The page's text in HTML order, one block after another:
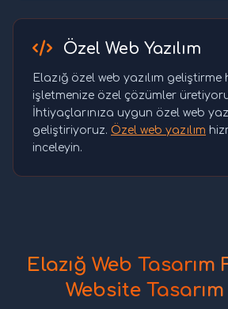
Özel Web Yazılım
Elazığ özel web yazılım
işletmenize özel çözümler
İhtiyaçlarınıza uygun özel web
geliştiriyoruz. Özel web yazılım
inceleyin.
Elazığ Web Tasarım
Website